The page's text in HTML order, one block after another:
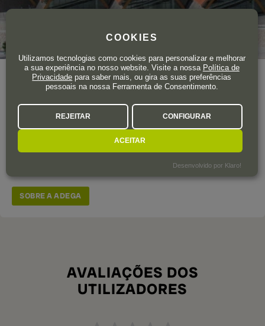
Ano de fundação 1927
Produção Total 4.000.000 garrafas
Fundada em 1927, a Bodegas Protos marcou o início da
Ribera del Duero. Pioneira — o seu nome significa «primeiro»
em grego clássico — e guardiã da tradição, a sua história é o
reflexo vivo do prestígio e da evolução do património vinícola
SOBRE A ADEGA
AVALIAÇÕES DOS
UTILIZADORES
COOKIES
Utilizamos tecnologias como cookies para personalizar e melhorar
a sua experiência no nosso website. Visite a nossa Política de
Privacidade para saber mais, ou gira as suas preferências
pessoais na nossa Ferramenta de Consentimento.
REJEITAR CONFIGURAR
ACEITAR
Desenvolvido por Klaro!